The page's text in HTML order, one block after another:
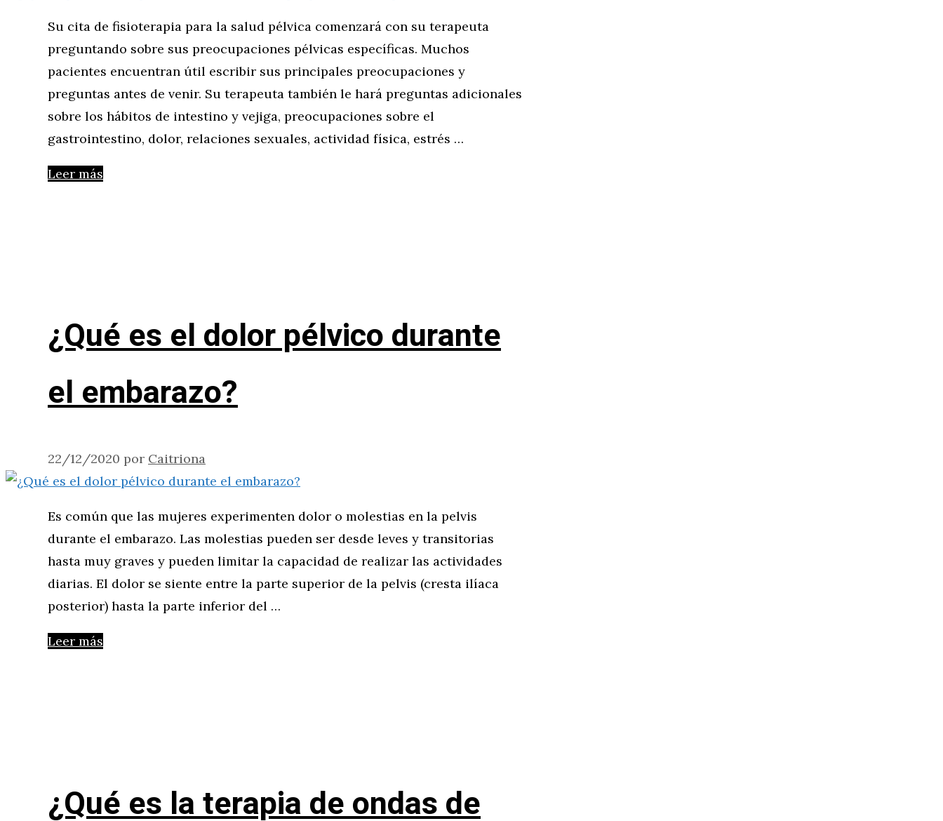
Su cita de fisioterapia para la salud pélvica comenzará con su terapeuta
preguntando sobre sus preocupaciones pélvicas específicas. Muchos
pacientes encuentran útil escribir sus principales preocupaciones y
preguntas antes de venir. Su terapeuta también le hará preguntas adicionales
sobre los hábitos de intestino y vejiga, preocupaciones sobre el
gastrointestino, dolor, relaciones sexuales, actividad física, estrés …
Leer más
¿Qué es el dolor pélvico durante
el embarazo?
22/12/2020 por Caitriona
Es común que las mujeres experimenten dolor o molestias en la pelvis
durante el embarazo. Las molestias pueden ser desde leves y transitorias
hasta muy graves y pueden limitar la capacidad de realizar las actividades
diarias. El dolor se siente entre la parte superior de la pelvis (cresta ilíaca
posterior) hasta la parte inferior del …
Leer más
¿Qué es la terapia de ondas de